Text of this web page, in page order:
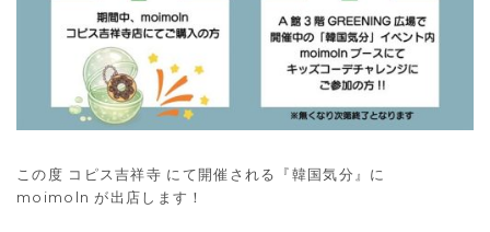
この度 コピス吉祥寺 にて開催される『韓国気分』に
moimoln が出店します！